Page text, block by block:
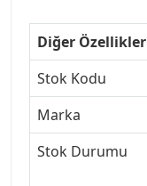
Diğer Özellikler
Stok Kodu
Marka
Stok Durumu